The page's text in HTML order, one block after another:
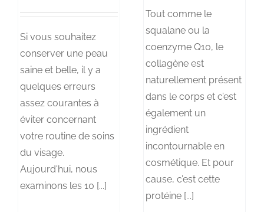
Si vous souhaitez
conserver une peau
saine et belle, il y a
quelques erreurs
assez courantes à
éviter concernant
votre routine de soins
du visage.
Aujourd'hui, nous
examinons les 10 [...]
Tout comme le
squalane ou la
coenzyme Q10, le
collagène est
naturellement présent
dans le corps et c’est
également un
ingrédient
incontournable en
cosmétique. Et pour
cause, c’est cette
protéine [...]